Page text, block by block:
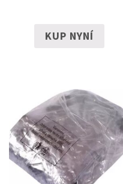
KUP NYNÍ